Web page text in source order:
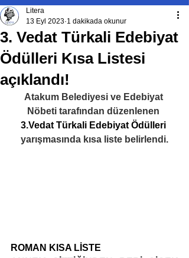
3. Vedat Türkali Edebiyat
Ödülleri Kısa Listesi
açıklandı!
Litera
13 Eyl 2023 1 dakikada okunur
Atakum Belediyesi ve Edebiyat
Nöbeti tarafından düzenlenen
3.Vedat Türkali Edebiyat Ödülleri
yarışmasında kısa liste belirlendi.
ROMAN KISA LİSTE